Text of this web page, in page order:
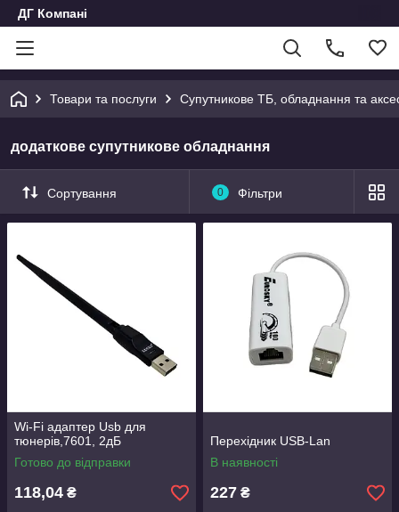
ДГ Компані
Товари та послуги Супутникове ТБ, обладнання та
додаткове супутникове обладнання
Сортування 0 Фільтри
Wi-Fi адаптер Usb для
тюнерів,7601, 2дБ
Готово до відправки
118,04 ₴
Перехідник USB-Lan
В наявності
227 ₴